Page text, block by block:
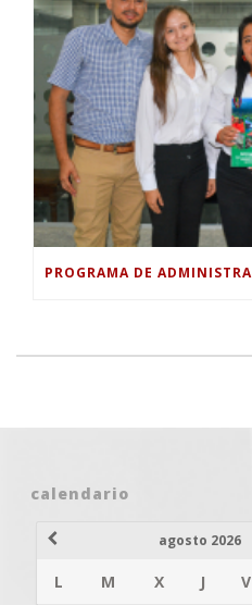
calendario
agosto 2026
L M X J V